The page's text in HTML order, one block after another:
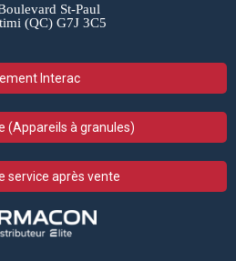
St-Paul
(QC) G7J 3C5
Interac
(Appareils à granules)
service après vente